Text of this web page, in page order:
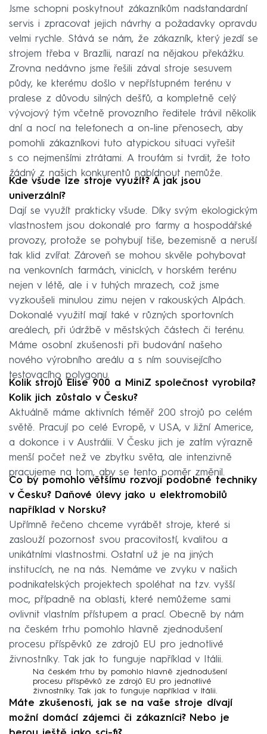
Jsme schopni poskytnout zákazníkům nadstandardní
servis i zpracovat jejich návrhy a požadavky opravdu
velmi rychle. Stává se nám, že zákazník, který jezdí se
strojem třeba v Brazílii, narazí na nějakou překážku.
Zrovna nedávno jsme řešili zával stroje sesuvem
půdy, ke kterému došlo v nepřístupném terénu v
pralese z důvodu silných dešťů, a kompletně celý
vývojový tým včetně provozního ředitele trávil několik
dní a nocí na telefonech a on-line přenosech, aby
pomohli zákazníkovi tuto atypickou situaci vyřešit
s co nejmenšími ztrátami. A troufám si tvrdit, že toto
žádný z našich konkurentů nabídnout nemůže.
Kde všude lze stroje využít? A jak jsou
univerzální?
Dají se využít prakticky všude. Díky svým ekologickým
vlastnostem jsou dokonalé pro farmy a hospodářské
provozy, protože se pohybují tiše, bezemisně a neruší
tak klid zvířat. Zároveň se mohou skvěle pohybovat
na venkovních farmách, vinicích, v horském terénu
nejen v létě, ale i v tuhých mrazech, což jsme
vyzkoušeli minulou zimu nejen v rakouských Alpách.
Dokonalé využití mají také v různých sportovních
areálech, při údržbě v městských částech či terénu.
Máme osobní zkušenosti při budování našeho
nového výrobního areálu a s ním souvisejícího
testovacího polygonu.
Kolik strojů Elise 900 a MiniZ společnost vyrobila?
Kolik jich zůstalo v Česku?
Aktuálně máme aktivních téměř 200 strojů po celém
světě. Pracují po celé Evropě, v USA, v Jižní Americe,
a dokonce i v Austrálii. V Česku jich je zatím výrazně
menší počet než ve zbytku světa, ale intenzivně
pracujeme na tom, aby se tento poměr změnil.
Co by pomohlo většímu rozvoji podobné techniky
v Česku? Daňové úlevy jako u elektromobilů
například v Norsku?
Upřímně řečeno chceme vyrábět stroje, které si
zaslouží pozornost svou pracovitostí, kvalitou a
unikátními vlastnostmi. Ostatní už je na jiných
institucích, ne na nás. Nemáme ve zvyku v našich
podnikatelských projektech spoléhat na tzv. vyšší
moc, případně na oblasti, které nemůžeme sami
ovlivnit vlastním přístupem a prací. Obecně by nám
na českém trhu pomohlo hlavně zjednodušení
procesu příspěvků ze zdrojů EU pro jednotlivé
živnostníky. Tak jak to funguje například v Itálii.
Na českém trhu by pomohlo hlavně zjednodušení
procesu příspěvků ze zdrojů EU pro jednotlivé
živnostníky. Tak jak to funguje například v Itálii.
Máte zkušenosti, jak se na vaše stroje dívají
možní domácí zájemci či zákazníci? Nebo je